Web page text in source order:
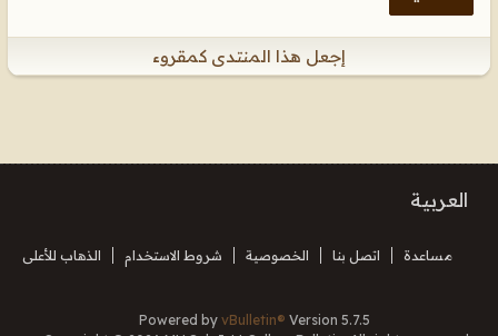
إجعل هذا المنتدى كمقروء
العربية
مساعدة اتصل بنا الخصوصية شروط الاستخدام الذهاب للأعلى
Powered by vBulletin® Version 5.7.5